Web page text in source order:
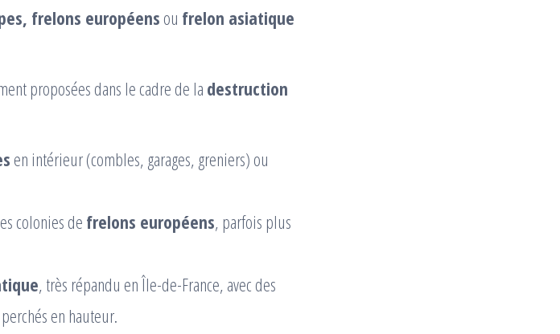
frelons européens ou frelon asiatique
proposées dans le cadre de la destruction
en intérieur (combles, garages, greniers) ou
colonies defrelons européens, parfois plus
, très répandu en Île-de-France, avec des
en hauteur.